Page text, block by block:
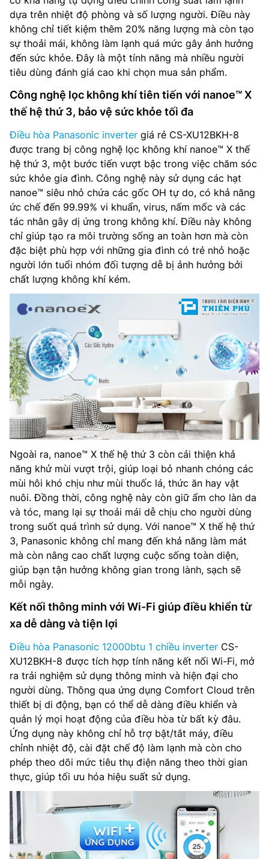
dựa trên nhiệt độ phòng và số lượng người. Điều này
không chỉ tiết kiệm thêm 20% năng lượng mà còn tạo
sự thoải mái, không làm lạnh quá mức gây ảnh hưởng
đến sức khỏe. Đây là một tính năng mà nhiều người
tiêu dùng đánh giá cao khi chọn mua sản phẩm.
Công nghệ lọc không khí tiên tiến với nanoe™ X
thế hệ thứ 3, bảo vệ sức khỏe tối đa
Điều hòa Panasonic inverter giá rẻ CS-XU12BKH-8
được trang bị công nghệ lọc không khí nanoe™ X thế
hệ thứ 3, một bước tiến vượt bậc trong việc chăm sóc
sức khỏe gia đình. Công nghệ này sử dụng các hạt
nanoe™ siêu nhỏ chứa các gốc OH tự do, có khả năng
ức chế đến 99.99% vi khuẩn, virus, nấm mốc và các
tác nhân gây dị ứng trong không khí. Điều này không
chỉ giúp tạo ra môi trường sống an toàn hơn mà còn
đặc biệt phù hợp với những gia đình có trẻ nhỏ hoặc
người lớn tuổi nhóm đối tượng dễ bị ảnh hưởng bởi
chất lượng không khí kém.
Ngoài ra, nanoe™ X thế hệ thứ 3 còn cải thiện khả
năng khử mùi vượt trội, giúp loại bỏ nhanh chóng các
mùi hôi khó chịu như mùi thuốc lá, thức ăn hay vật
nuôi. Đồng thời, công nghệ này còn giữ ẩm cho làn da
và tóc, mang lại sự thoải mái dễ chịu cho người dùng
trong suốt quá trình sử dụng. Với nanoe™ X thế hệ thứ
3, Panasonic không chỉ mang đến khả năng làm mát
mà còn nâng cao chất lượng cuộc sống toàn diện,
giúp bạn tận hưởng không gian trong lành, sạch sẽ
mỗi ngày.
Kết nối thông minh với Wi-Fi giúp điều khiển từ
xa dễ dàng và tiện lợi
Điều hòa Panasonic 12000btu 1 chiều inverter CS-
XU12BKH-8 được tích hợp tính năng kết nối Wi-Fi, mở
ra trải nghiệm sử dụng thông minh và hiện đại cho
người dùng. Thông qua ứng dụng Comfort Cloud trên
thiết bị di động, bạn có thể dễ dàng điều khiển và
quản lý mọi hoạt động của điều hòa từ bất kỳ đâu.
Ứng dụng này không chỉ hỗ trợ bật/tắt máy, điều
chỉnh nhiệt độ, cài đặt chế độ làm lạnh mà còn cho
phép theo dõi mức tiêu thụ điện năng theo thời gian
thực, giúp tối ưu hóa hiệu suất sử dụng.